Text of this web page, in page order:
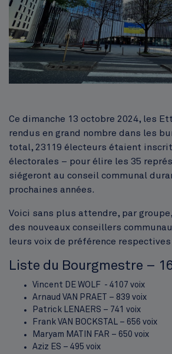
Corps
Ce dimanche 13 octobre 2024, les
rendus en grand nombre dans les
total, 23119 électeurs étaient
électorales – pour élire les 35
siégeront au conseil communal
prochaines années.
Voici sans plus attendre, par
des nouveaux conseillers
leurs voix de préférence respectives
Liste du Bourgmestre –
Vincent DE WOLF - 4107 voix
Arnaud VAN PRAET – 839 voix
Patrick LENAERS – 741 voix
Frank VAN BOCKSTAL – 656 voix
Maryam MATIN FAR – 650 voix
Aziz ES – 495 voix